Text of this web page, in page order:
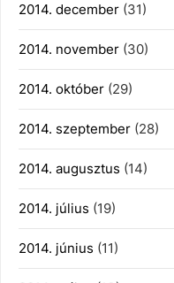
2014. december (31)
2014. november (30)
2014. október (29)
2014. szeptember (28)
2014. augusztus (14)
2014. július (19)
2014. június (11)